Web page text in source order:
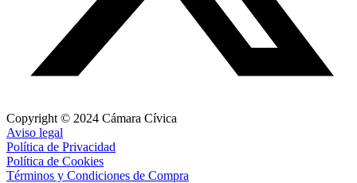
Copyright © 2024 Cámara Cívica
Aviso legal
Política de Privacidad
Política de Cookies
Términos y Condiciones de Compra